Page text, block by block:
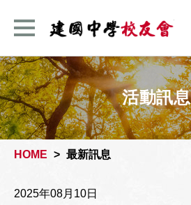
活動訊息
HOME 最新訊息
2025年08月10日